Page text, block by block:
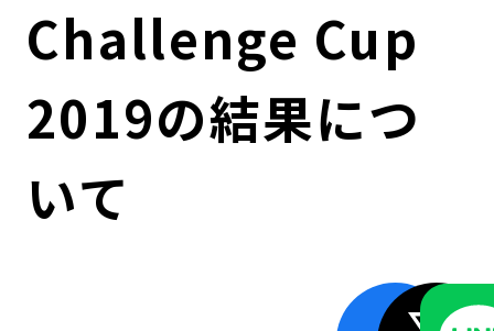
ガバナンス
ローカル共創イニシアティブ
関連事業
株式情報
IRカレンダー
サステナビリティマネジメント
社会
Challenge Cup
2019の結果につ
いて